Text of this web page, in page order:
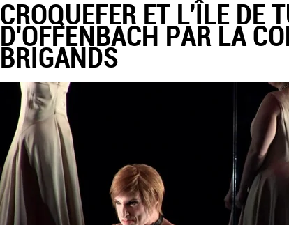
CROQUEFER ET L'ÎLE DE
D'OFFENBACH PAR LA
BRIGANDS